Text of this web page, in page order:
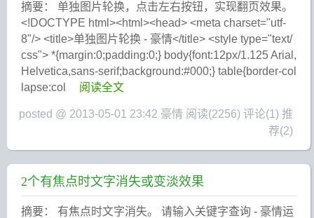
摘要： 单独图片轮换，点击左右按钮，实现翻页效果。
<!DOCTYPE html><html><head> <meta charset="utf-
8"/> <title>单独图片轮换 - 豪情</title> <style type="text/
css"> *{margin:0;padding:0;} body{font:12px/1.125 Arial,
Helvetica,sans-serif;background:#000;} table{border-col
lapse:col
阅读全文
posted @ 2013-05-01 23:42 豪情 阅读(2256) 评论(1) 推
荐(2)
2个有焦点时文字消失或变淡效果
摘要： 有焦点时文字消失。 请输入关键字查询 - 豪情运